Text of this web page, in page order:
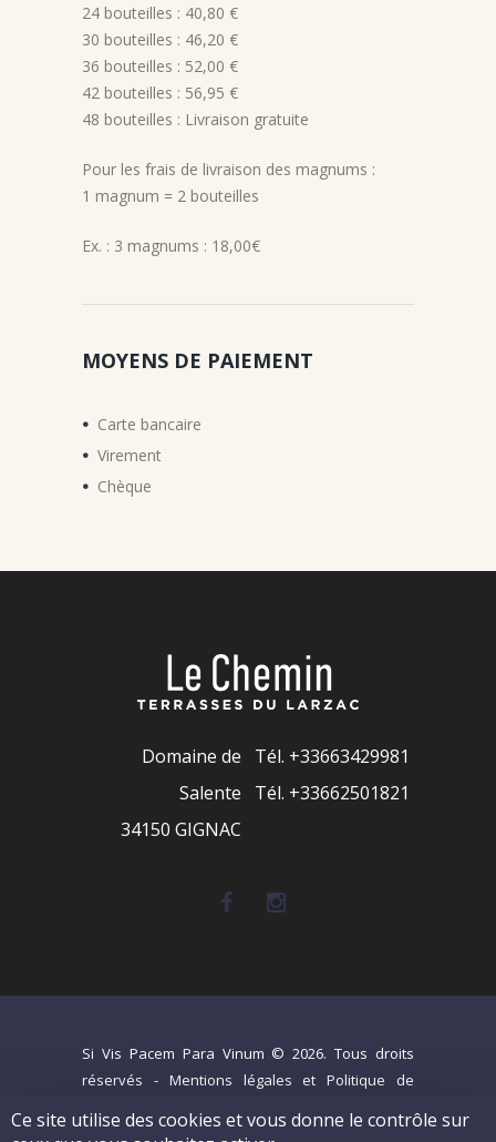
24 bouteilles : 40,80 €
30 bouteilles : 46,20 €
36 bouteilles : 52,00 €
42 bouteilles : 56,95 €
48 bouteilles : Livraison gratuite
Pour les frais de livraison des magnums :
1 magnum = 2 bouteilles
Ex. : 3 magnums : 18,00€
MOYENS DE PAIEMENT
Carte bancaire
Virement
Chèque
Tél. +33663429981
Tél. +33662501821
Domaine de
Salente
34150 GIGNAC
Si Vis Pacem Para Vinum © 2026. Tous droits
réservés - Mentions légales et Politique de
du Larzac
Ce site utilise des cookies et vous donne le contrôle sur